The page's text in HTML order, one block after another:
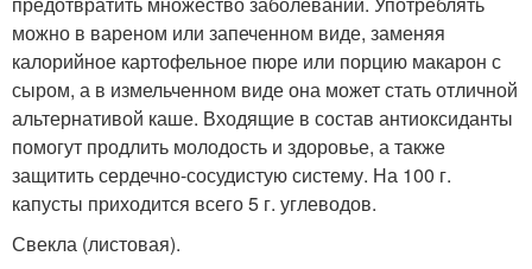
можно в вареном или запеченном виде, заменяя
калорийное картофельное пюре или порцию макарон с
сыром, а в измельченном виде она может стать отличной
альтернативой каше. Входящие в состав антиоксиданты
помогут продлить молодость и здоровье, а также
защитить сердечно-сосудистую систему. На 100 г.
капусты приходится всего 5 г. углеводов.
Свекла (листовая).